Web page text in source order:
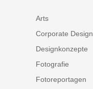
Arts
Corporate Design
Designkonzepte
Fotografie
Fotoreportagen